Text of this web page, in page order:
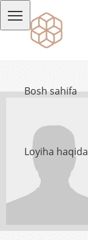
Bosh sahifa
Loyiha haqida